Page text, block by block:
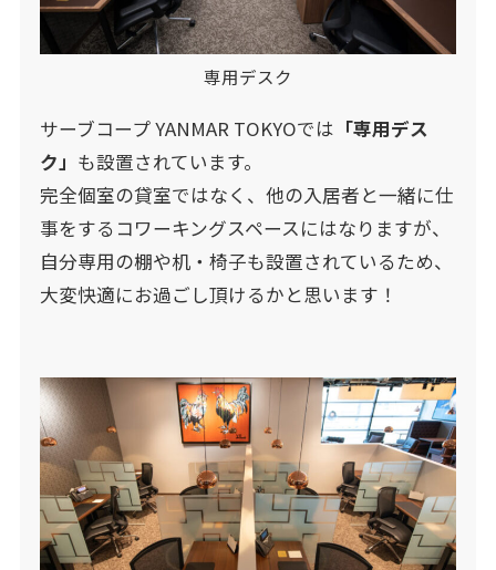
専用デスク
サーブコープ YANMAR TOKYOでは 「専用デス
ク」 も設置されています。
完全個室の貸室ではなく、他の入居者と一緒に仕
事をするコワーキングスペースにはなりますが、
自分専用の棚や机・椅子も設置されているため、
大変快適にお過ごし頂けるかと思います！